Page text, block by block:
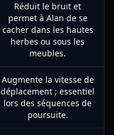
Réduit le bruit et
permet à Alan de se
cacher dans les hautes
herbes ou sous les
meubles.
Augmente la vitesse de
déplacement ; essentiel
lors des séquences de
poursuite.